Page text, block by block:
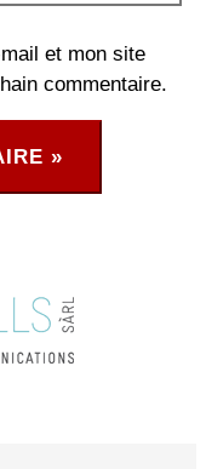
et mon site
commentaire.